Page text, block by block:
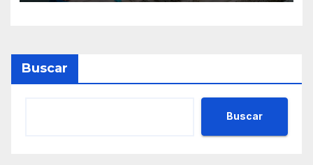
Buscar
Buscar